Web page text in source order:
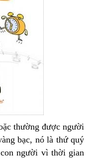
thường được người
bạc, nó là thứ quý
người vì thời gian